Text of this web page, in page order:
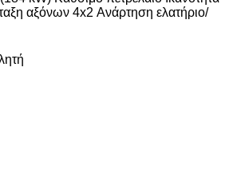
αξόνων 4x2 Ανάρτηση ελατήριο/